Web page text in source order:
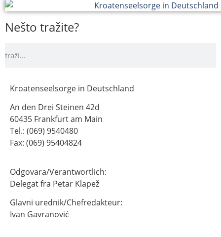
Nešto tražite?
Kroatenseelsorge in Deutschland
An den Drei Steinen 42d
60435 Frankfurt am Main
Tel.: (069) 9540480
Fax: (069) 95404824
Odgovara/Verantwortlich:
Delegat fra Petar Klapež
Glavni urednik/Chefredakteur:
Ivan Gavranović